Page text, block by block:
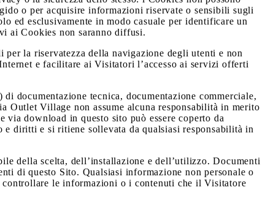
o per acquisire informazioni riservate o sensibili sugli
ed esclusivamente in modo casuale per identificare un
ai Cookies non saranno diffusi.
la riservatezza della navigazione degli utenti e non
e facilitare ai Visitatori l’accesso ai servizi offerti
documentazione tecnica, documentazione commerciale,
Village non assume alcuna responsabilità in merito
download in questo sito può essere coperto da
diritti e si ritiene sollevata da qualsiasi responsabilità in
della scelta, dell’installazione e dell’utilizzo. Documenti
di questo Sito. Qualsiasi informazione non personale o
le informazioni o i contenuti che il Visitatore